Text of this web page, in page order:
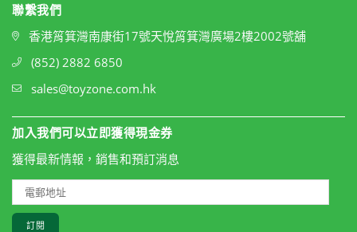
聯繫我們
香港筲箕灣南康街17號天悅筲箕灣廣場2樓2002號舖
(852) 2882 6850
sales@toyzone.com.hk
加入我們可以立即獲得現金券
獲得最新情報，銷售和預訂消息
訂閱